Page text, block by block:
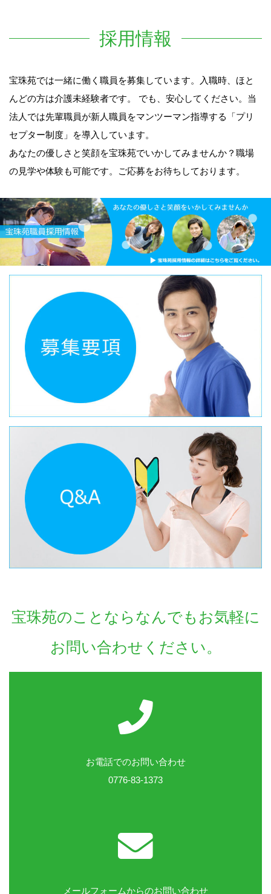
採用情報
宝珠苑では一緒に働く職員を募集しています。入職時、ほと
んどの方は介護未経験者です。 でも、安心してください。当
法人では先輩職員が新人職員をマンツーマン指導する「プリ
セプター制度」を導入しています。
あなたの優しさと笑顔を宝珠苑でいかしてみませんか？職場
の見学や体験も可能です。ご応募をお待ちしております。
宝珠苑のことならなんでもお気軽に
お問い合わせください。
お電話でのお問い合わせ
0776-83-1373
メールフォームからのお問い合わせ